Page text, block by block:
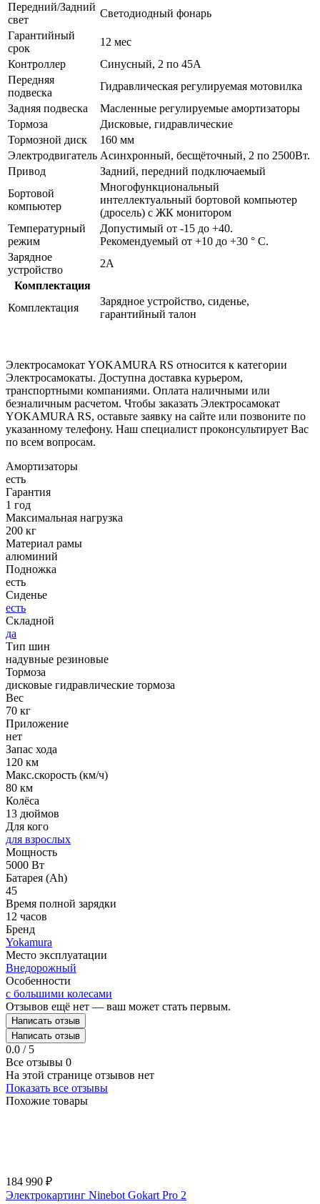
Передний/Задний
свет
Светодиодный фонарь
Гарантийный
срок
12 мес
Контроллер
Синусный, 2 по 45А
Передняя
подвеска
Гидравлическая регулируемая мотовилка
Задняя подвеска
Масленные регулируемые амортизаторы
Тормоза
Дисковые, гидравлические
Тормозной диск
160 мм
Электродвигатель Асинхронный, бесщёточный, 2 по 2500Вт.
Привод
Задний, передний подключаемый
Бортовой
компьютер
Многофункциональный
интеллектуальный бортовой компьютер
(дросель) с ЖК монитором
Температурный
режим
Допустимый от -15 до +40.
Рекомендуемый от +10 до +30 ° С.
Зарядное
устройство
2А
Комплектация
Комплектация
Зарядное устройство, сиденье,
гарантийный талон
Электросамокат YOKAMURA RS относится к категории
Электросамокаты. Доступна доставка курьером,
транспортными компаниями. Оплата наличными или
безналичным расчетом. Чтобы заказать Электросамокат
YOKAMURA RS, оставьте заявку на сайте или позвоните по
указанному телефону. Наш специалист проконсультирует Вас
по всем вопросам.
Амортизаторы
есть
Гарантия
1 год
Максимальная нагрузка
200 кг
Материал рамы
алюминий
Подножка
есть
Сиденье
есть
Складной
да
Тип шин
надувные резиновые
Тормоза
дисковые гидравлические тормоза
Вес
70 кг
Приложение
нет
Запас хода
120 км
Макс.скорость (км/ч)
80 км
Колёса
13 дюймов
Для кого
для взрослых
Мощность
5000 Вт
Батарея (Ah)
45
Время полной зарядки
12 часов
Бренд
Yokamura
Место эксплуатации
Внедорожный
Особенности
с большими колесами
Отзывов ещё нет — ваш может стать первым.
Написать отзыв
Написать отзыв
0.0 / 5
Все отзывы 0
На этой странице отзывов нет
Показать все отзывы
Похожие товары
184 990 ₽
Электрокартинг Ninebot Gokart Pro 2